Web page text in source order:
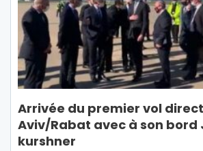
Arrivée du premier vol
Aviv/Rabat avec à son bord
kurshner